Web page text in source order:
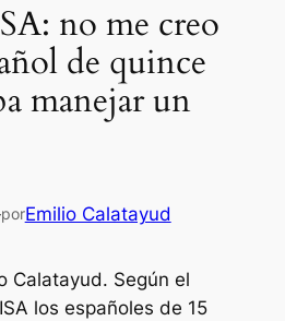
no me creo
de quince
manejar un
porEmilio Calatayud
Calatayud. Según el
los españoles de 15